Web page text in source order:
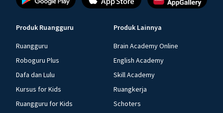
Produk Ruangguru
Ruangguru
Roboguru Plus
Dafa dan Lulu
Kursus for Kids
Ruangguru for Kids
Produk Lainnya
Brain Academy Online
English Academy
Skill Academy
Ruangkerja
Schoters